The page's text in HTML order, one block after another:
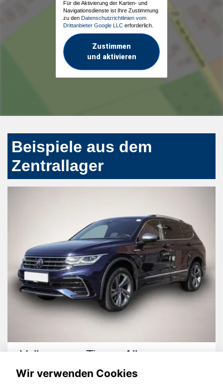
Für die Aktivierung der Karten- und
Navigationsdienste ist Ihre Zustimmung
zu den Datenschutzrichtlinien vom
Drittanbieter Google LLC erforderlich.
Zustimmen
und aktivieren
Beispiele aus dem
Zentrallager
Volkswagen Tiguan Allspace
Wir verwenden Cookies